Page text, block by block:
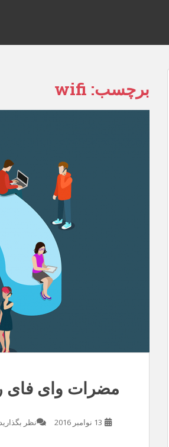
برچسب: wifi
مضرات وای فای
13 نوامبر 2016 نظر